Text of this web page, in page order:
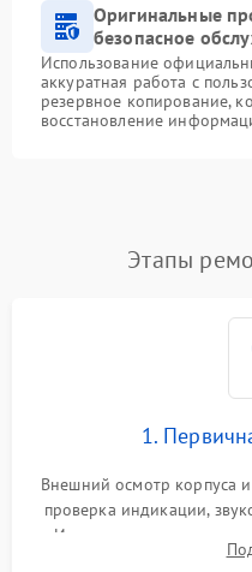
Оригинальные
безопасное
Использование
аккуратная работа с
резервное копирование,
восстановление
Этапы
1.
Внешний осмотр корпуса
проверка индикации,
Измерение входного и
реакции ИБП на